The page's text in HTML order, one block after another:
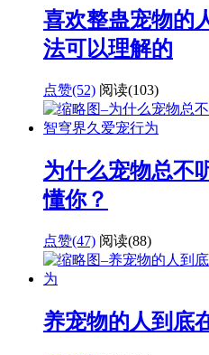
喜欢整蛊宠物的
法可以理解的
点赞(52) 阅读(103)
为什么宠物总不
懂你？
点赞(47) 阅读(88)
养宠物的人到底